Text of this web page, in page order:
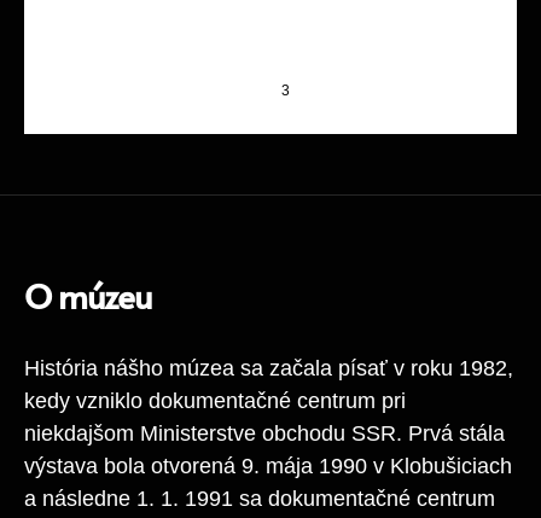
3
O múzeu
História nášho múzea sa začala písať v roku 1982,
kedy vzniklo dokumentačné centrum pri
niekdajšom Ministerstve obchodu SSR. Prvá stála
výstava bola otvorená 9. mája 1990 v Klobušiciach
a následne 1. 1. 1991 sa dokumentačné centrum